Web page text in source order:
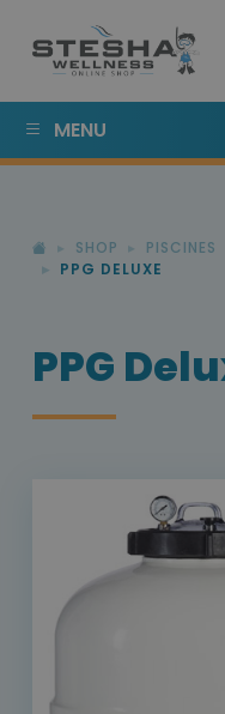
MENU
SHOP PISCINES
PPG DELUXE
PPG